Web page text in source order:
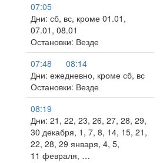
07:05
Дни: сб, вс, кроме 01.01,
07.01, 08.01
Остановки: Везде
07:48
08:14
Дни: ежедневно, кроме сб, вс
Остановки: Везде
08:19
Дни: 21, 22, 23, 26, 27, 28, 29,
30 декабря, 1, 7, 8, 14, 15, 21,
22, 28, 29 января, 4, 5,
11 февраля, …